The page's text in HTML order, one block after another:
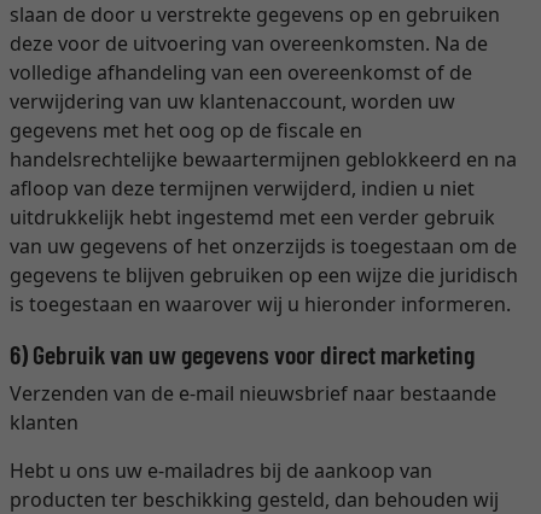
slaan de door u verstrekte gegevens op en gebruiken
deze voor de uitvoering van overeenkomsten. Na de
volledige afhandeling van een overeenkomst of de
verwijdering van uw klantenaccount, worden uw
gegevens met het oog op de fiscale en
handelsrechtelijke bewaartermijnen geblokkeerd en na
afloop van deze termijnen verwijderd, indien u niet
uitdrukkelijk hebt ingestemd met een verder gebruik
van uw gegevens of het onzerzijds is toegestaan om de
gegevens te blijven gebruiken op een wijze die juridisch
is toegestaan en waarover wij u hieronder informeren.
6) Gebruik van uw gegevens voor direct marketing
Verzenden van de e-mail nieuwsbrief naar bestaande
klanten
Hebt u ons uw e-mailadres bij de aankoop van
producten ter beschikking gesteld, dan behouden wij